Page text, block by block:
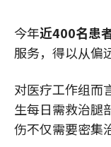
今年近400名患
服务，得以从偏
对医疗工作组而
生每日需救治腿
伤不仅需要密集